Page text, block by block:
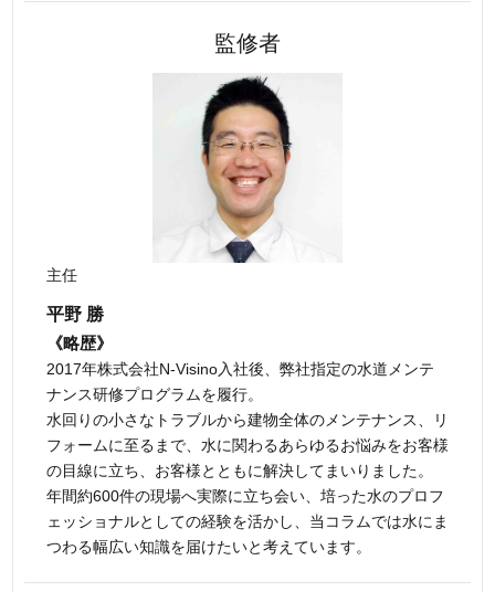
監修者
主任
平野 勝
《略歴》
2017年株式会社N-Visino入社後、弊社指定の水道メンテ
ナンス研修プログラムを履行。
水回りの小さなトラブルから建物全体のメンテナンス、リ
フォームに至るまで、水に関わるあらゆるお悩みをお客様
の目線に立ち、お客様とともに解決してまいりました。
年間約600件の現場へ実際に立ち会い、培った水のプロフ
ェッショナルとしての経験を活かし、当コラムでは水にま
つわる幅広い知識を届けたいと考えています。